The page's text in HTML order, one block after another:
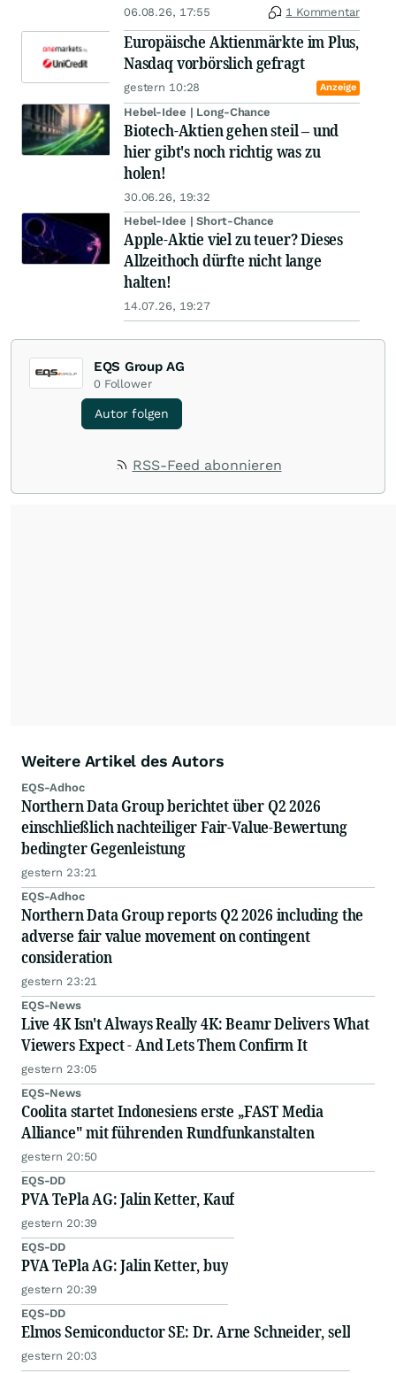
06.08.26, 17:55 1 Kommentar
Europäische Aktienmärkte im Plus,
Nasdaq vorbörslich gefragt
gestern 10:28 Anzeige
Hebel-Idee | Long-Chance
Biotech-Aktien gehen steil – und
hier gibt's noch richtig was zu
holen!
30.06.26, 19:32
Hebel-Idee | Short-Chance
Apple-Aktie viel zu teuer? Dieses
Allzeithoch dürfte nicht lange
halten!
14.07.26, 19:27
EQS Group AG
0 Follower
Autor folgen
RSS-Feed abonnieren
Weitere Artikel des Autors
EQS-Adhoc
Northern Data Group berichtet über Q2 2026
einschließlich nachteiliger Fair-Value-Bewertung
bedingter Gegenleistung
gestern 23:21
EQS-Adhoc
Northern Data Group reports Q2 2026 including the
adverse fair value movement on contingent
consideration
gestern 23:21
EQS-News
Live 4K Isn't Always Really 4K: Beamr Delivers What
Viewers Expect - And Lets Them Confirm It
gestern 23:05
EQS-News
Coolita startet Indonesiens erste „FAST Media
Alliance" mit führenden Rundfunkanstalten
gestern 20:50
EQS-DD
PVA TePla AG: Jalin Ketter, Kauf
gestern 20:39
EQS-DD
PVA TePla AG: Jalin Ketter, buy
gestern 20:39
EQS-DD
Elmos Semiconductor SE: Dr. Arne Schneider, sell
gestern 20:03